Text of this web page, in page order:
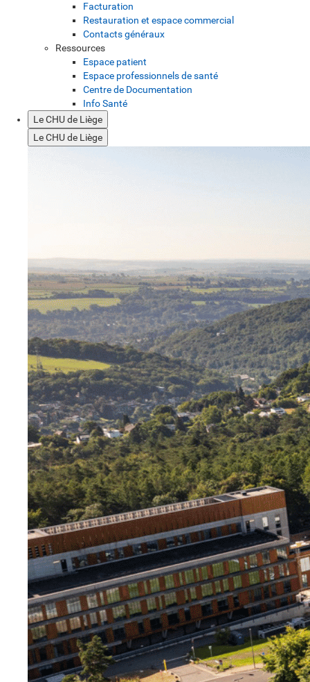
Facturation
Restauration et espace commercial
Contacts généraux
Ressources
Espace patient
Espace professionnels de santé
Centre de Documentation
Info Santé
Le CHU de Liège
Le CHU de Liège